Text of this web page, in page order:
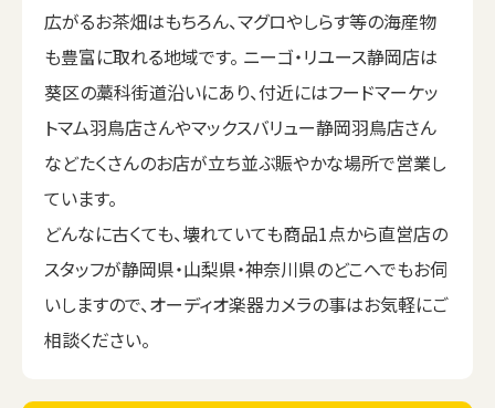
広がるお茶畑はもちろん、マグロやしらす等の海産物
も豊富に取れる地域です。 ニーゴ・リユース静岡店は
葵区の藁科街道沿いにあり、付近にはフードマーケッ
トマム羽鳥店さんやマックスバリュー静岡羽鳥店さん
などたくさんのお店が立ち並ぶ賑やかな場所で営業し
ています。
どんなに古くても、壊れていても商品1点から直営店の
スタッフが静岡県・山梨県・神奈川県のどこへでもお伺
いしますので、オーディオ楽器カメラの事はお気軽にご
相談ください。